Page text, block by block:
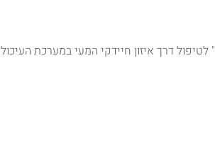
" לטיפול דרך איזון חיידקי המעי במערכת העיכול